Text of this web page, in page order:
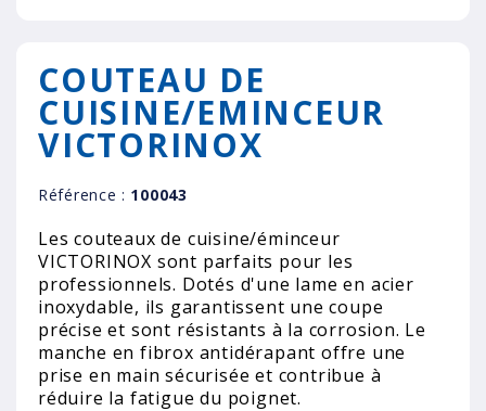
COUTEAU DE
CUISINE/EMINCEUR
VICTORINOX
Référence : 100043
Les couteaux de cuisine/éminceur
VICTORINOX sont parfaits pour les
professionnels. Dotés d'une lame en acier
inoxydable, ils garantissent une coupe
précise et sont résistants à la corrosion. Le
manche en fibrox antidérapant offre une
prise en main sécurisée et contribue à
réduire la fatigue du poignet.